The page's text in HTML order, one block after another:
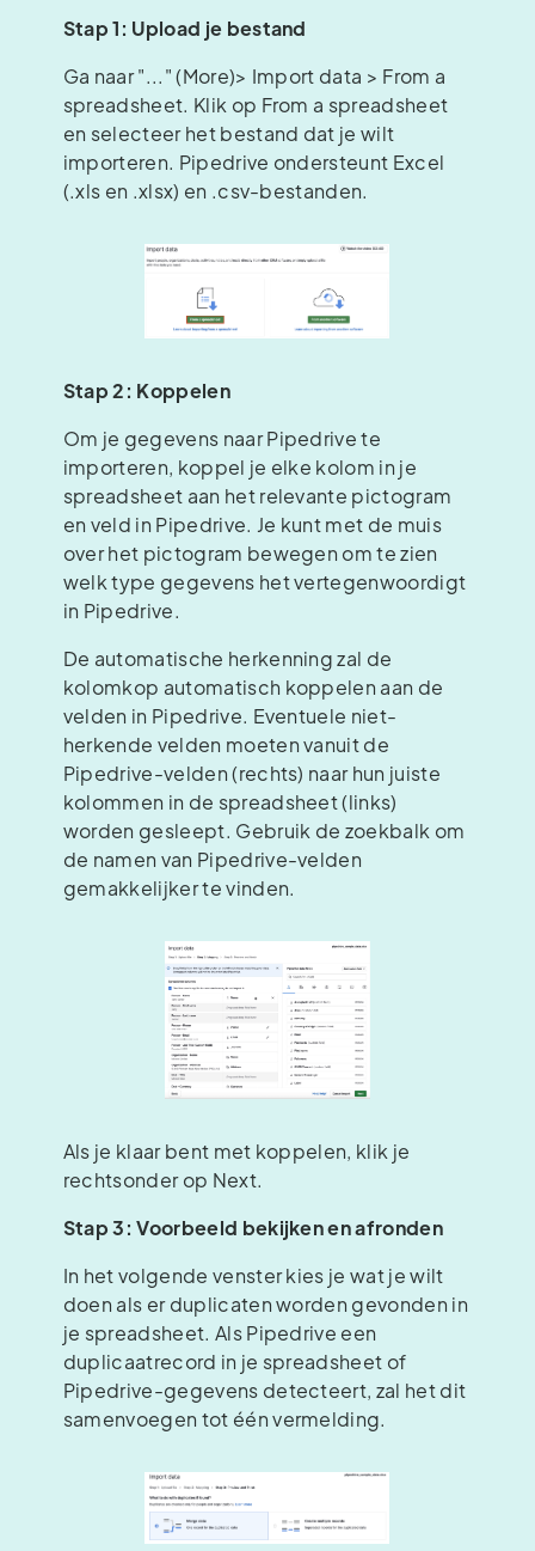
Stap 1: Upload je bestand
Ga naar "..." (More)> Import data > From a
spreadsheet. Klik op From a spreadsheet
en selecteer het bestand dat je wilt
importeren. Pipedrive ondersteunt Excel
(.xls en .xlsx) en .csv-bestanden.
Stap 2: Koppelen
Om je gegevens naar Pipedrive te
importeren, koppel je elke kolom in je
spreadsheet aan het relevante pictogram
en veld in Pipedrive. Je kunt met de muis
over het pictogram bewegen om te zien
welk type gegevens het vertegenwoordigt
in Pipedrive.
De automatische herkenning zal de
kolomkop automatisch koppelen aan de
velden in Pipedrive. Eventuele niet-
herkende velden moeten vanuit de
Pipedrive-velden (rechts) naar hun juiste
kolommen in de spreadsheet (links)
worden gesleept. Gebruik de zoekbalk om
de namen van Pipedrive-velden
gemakkelijker te vinden.
Als je klaar bent met koppelen, klik je
rechtsonder op Next.
Stap 3: Voorbeeld bekijken en afronden
In het volgende venster kies je wat je wilt
doen als er duplicaten worden gevonden in
je spreadsheet. Als Pipedrive een
duplicaatrecord in je spreadsheet of
Pipedrive-gegevens detecteert, zal het dit
samenvoegen tot één vermelding.